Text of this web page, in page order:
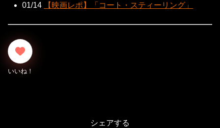
01/14 【映画レポ】「コート・スティーリング」
シェアする